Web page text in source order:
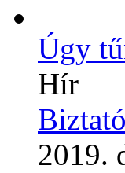
Úgy
Hír
2019.